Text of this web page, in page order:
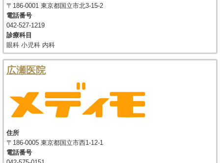
〒186-0001 東京都国立市北3-15-2
電話番号
042-527-1219
診療科目
眼科 小児科 内科
広瀬医院
住所
〒186-0005 東京都国立市西1-12-1
電話番号